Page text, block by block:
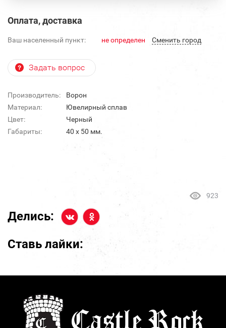
Оплата, доставка
Ваш населенный пункт: не определен Cменить город
Задать вопрос
Производитель:
Ворон
Материал:
Ювелирный сплав
Цвет:
Черный
Габариты:
40 x 50 мм.
923
Делись:
Ставь лайки: